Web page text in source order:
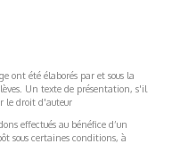
ont été élaborés par et sous la
Un texte de présentation, s'il
le droit d'auteur
effectués au bénéfice d’un
sous certaines conditions, à